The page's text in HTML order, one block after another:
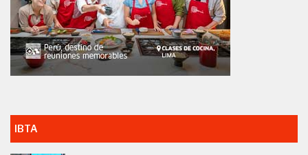
IBTA